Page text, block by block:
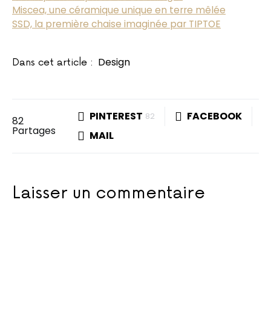
Miscea, une céramique unique en terre mêlée
SSD, la première chaise imaginée par TIPTOE
Dans cet article : Design
82
Partages
PINTEREST 82
FACEBOOK
MAIL
Laisser un commentaire